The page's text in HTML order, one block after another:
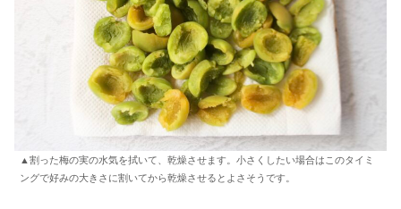
▲割った梅の実の水気を拭いて、乾燥させます。小さくしたい場合はこのタイミ
ングで好みの大きさに割いてから乾燥させるとよさそうです。